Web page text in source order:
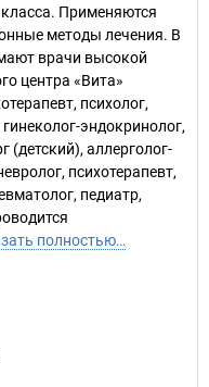
Применяются
методы лечения. В
врачи высокой
центра «Вита»
психолог,
эндокринолог,
(детский), аллерголог-
психотерапевт,
педиатр,
полностью…